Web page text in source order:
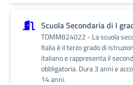
Scuola Secondaria di I
TOMM824022 - La scuola
Italia è il terzo grado di
italiano e rappresenta il
obbligatoria. Dura 3 anni e
14 anni.